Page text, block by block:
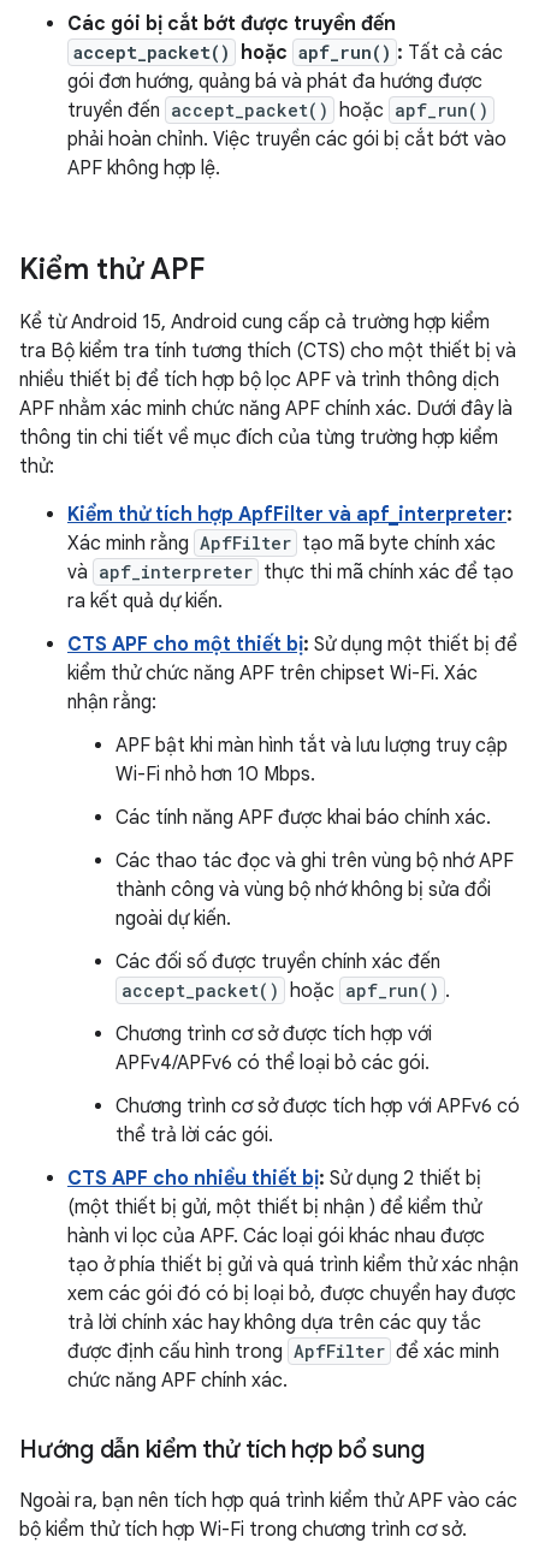
Các gói bị cắt bớt được truyền đến
accept_packet() hoặc apf_run() : Tất cả các
gói đơn hướng, quảng bá và phát đa hướng được
truyền đến accept_packet() hoặc apf_run()
phải hoàn chỉnh. Việc truyền các gói bị cắt bớt vào
APF không hợp lệ.
Kiểm thử APF
Kể từ Android 15, Android cung cấp cả trường hợp kiểm
tra Bộ kiểm tra tính tương thích (CTS) cho một thiết bị và
nhiều thiết bị để tích hợp bộ lọc APF và trình thông dịch
APF nhằm xác minh chức năng APF chính xác. Dưới đây là
thông tin chi tiết về mục đích của từng trường hợp kiểm
thử:
Kiểm thử tích hợp ApfFilter và apf_interpreter:
Xác minh rằng ApfFilter tạo mã byte chính xác
và apf_interpreter thực thi mã chính xác để tạo
ra kết quả dự kiến.
CTS APF cho một thiết bị: Sử dụng một thiết bị để
kiểm thử chức năng APF trên chipset Wi-Fi. Xác
nhận rằng:
APF bật khi màn hình tắt và lưu lượng truy cập
Wi-Fi nhỏ hơn 10 Mbps.
Các tính năng APF được khai báo chính xác.
Các thao tác đọc và ghi trên vùng bộ nhớ APF
thành công và vùng bộ nhớ không bị sửa đổi
ngoài dự kiến.
Các đối số được truyền chính xác đến
accept_packet() hoặc apf_run() .
Chương trình cơ sở được tích hợp với
APFv4/APFv6 có thể loại bỏ các gói.
Chương trình cơ sở được tích hợp với APFv6 có
thể trả lời các gói.
CTS APF cho nhiều thiết bị: Sử dụng 2 thiết bị
(một thiết bị gửi, một thiết bị nhận ) để kiểm thử
hành vi lọc của APF. Các loại gói khác nhau được
tạo ở phía thiết bị gửi và quá trình kiểm thử xác nhận
xem các gói đó có bị loại bỏ, được chuyển hay được
trả lời chính xác hay không dựa trên các quy tắc
được định cấu hình trong ApfFilter để xác minh
chức năng APF chính xác.
Hướng dẫn kiểm thử tích hợp bổ sung
Ngoài ra, bạn nên tích hợp quá trình kiểm thử APF vào các
bộ kiểm thử tích hợp Wi-Fi trong chương trình cơ sở.